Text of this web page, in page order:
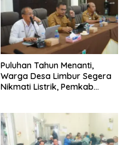
Puluhan Tahun Menanti,
Warga Desa Limbur Segera
Nikmati Listrik, Pemkab